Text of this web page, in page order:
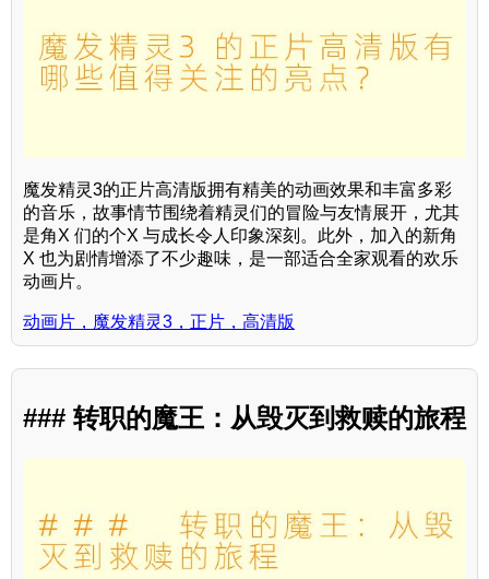
魔发精灵3的正片高清版拥有精美的动画效果和丰富多彩
的音乐，故事情节围绕着精灵们的冒险与友情展开，尤其
是角X 们的个X 与成长令人印象深刻。此外，加入的新角
X 也为剧情增添了不少趣味，是一部适合全家观看的欢乐
动画片。
动画片，魔发精灵3，正片，高清版
### 转职的魔王：从毁灭到救赎的旅程